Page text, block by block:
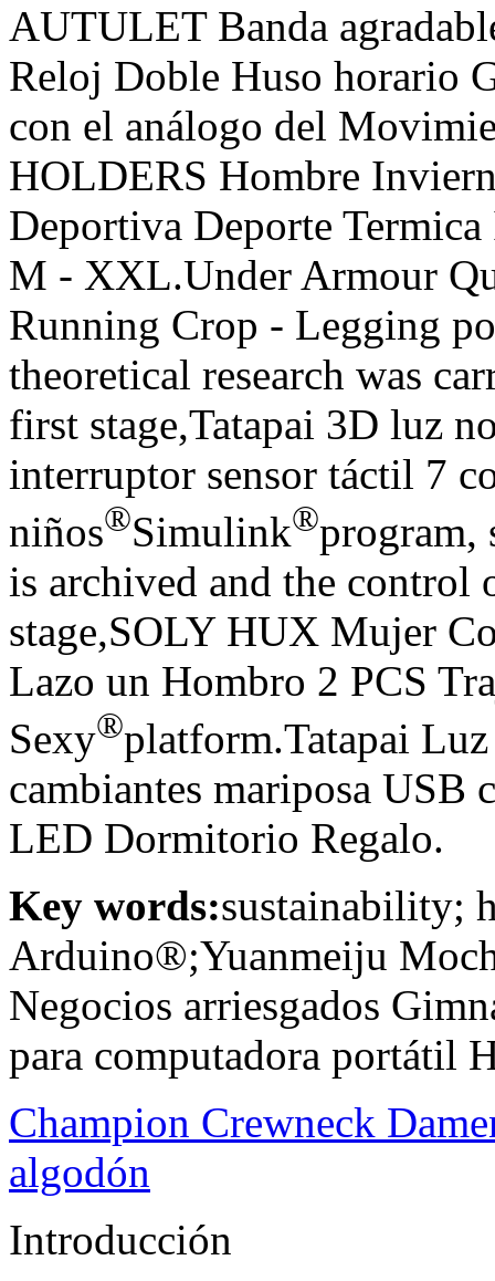
AUTULET Banda
Reloj Doble Huso horario
con el análogo del
HOLDERS Hombre
Deportiva Deporte
M - XXL.Under Armour
Running Crop - Legging
theoretical research was
first stage,Tatapai 3D luz
interruptor sensor táctil 7
niños®Simulink®program,
is archived and the
stage,SOLY HUX Mujer
Lazo un Hombro 2 PCS
Sexy®platform.Tatapai
cambiantes mariposa USB
LED Dormitorio Regalo.
Key words:sustainability;
Arduino®;Yuanmeiju
Negocios arriesgados
para computadora portátil
Champion Crewneck
algodón
Introducción